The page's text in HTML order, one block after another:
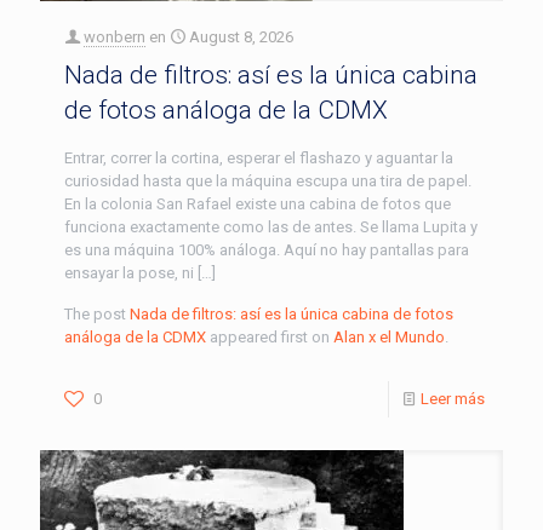
wonbern en August 8, 2026
Nada de filtros: así es la única cabina
de fotos análoga de la CDMX
Entrar, correr la cortina, esperar el flashazo y aguantar la
curiosidad hasta que la máquina escupa una tira de papel.
En la colonia San Rafael existe una cabina de fotos que
funciona exactamente como las de antes. Se llama Lupita y
es una máquina 100% análoga. Aquí no hay pantallas para
ensayar la pose, ni […]
The post Nada de filtros: así es la única cabina de fotos
análoga de la CDMX appeared first on Alan x el Mundo.
0 Leer más